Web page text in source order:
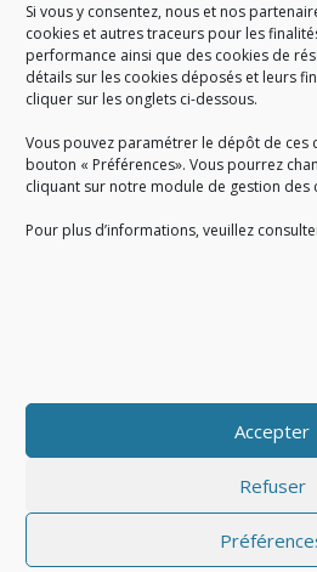
Si vous y consentez, nous et nos
cookies et autres traceurs pour les
performance ainsi que des cookies de
détails sur les cookies déposés et leurs
cliquer sur les onglets ci-dessous.
Vous pouvez paramétrer le dépôt de ces
bouton « Préférences». Vous pourrez
cliquant sur notre module de gestion des
Pour plus d’informations, veuillez
Accepter
Refuser
A SAVOIR
Créé en 1978, le Sigidurs est un
des missions de service public : la
valorisation des déchets ménagers et
territoire.
Accueil du
Gestion des cookies